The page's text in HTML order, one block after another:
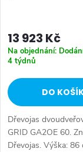
13 923 Kč
Na objednání:
4 týdnů
DO
Dřevojas
GRID GA2OE 60.
Dřevojas. Výška: 86